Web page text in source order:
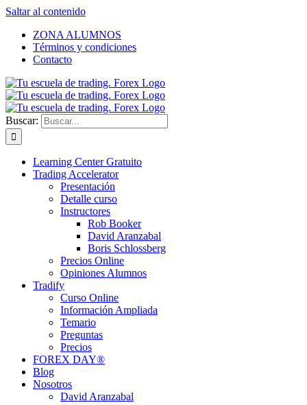
Saltar al contenido
ZONA ALUMNOS
Términos y condiciones
Contacto
Buscar:
Learning Center Gratuito
Trading Accelerator
Presentación
Detalle curso
Instructores
Rob Booker
David Aranzabal
Boris Schlossberg
Precios Online
Opiniones Alumnos
Tradify
Curso Online
Información Ampliada
Temario
Preguntas
Precios
FOREX DAY®
Blog
Nosotros
David Aranzabal